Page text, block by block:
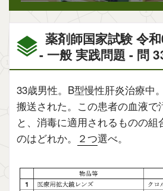
薬剤師国家試験 令
- 一般 実践問題 - 問
33歳男性。B型慢性肝炎治療中
搬送された。この患者の血液で
と、消毒に適用されるものの
のはどれか。
２つ選べ。